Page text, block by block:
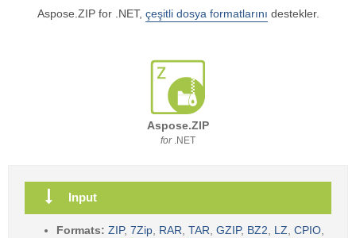
Aspose.ZIP for .NET, çeşitli dosya formatlarını destekler.
Input
Formats: ZIP, 7Zip, RAR, TAR, GZIP, BZ2, LZ, CPIO,
Aspose.ZIP
for.NET